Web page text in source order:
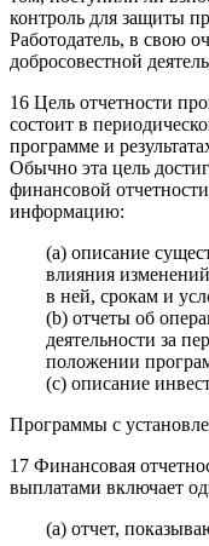
контроль для защиты
Работодатель, в свою
добросовестной
16 Цель отчетности
состоит в
программе и
Обычно эта цель
финансовой
информацию:
(a) описание
влияния
в ней, срокам и
(b) отчеты об
деятельности за
положении
(c) описание
Программы с
17 Финансовая
выплатами включает
(a) отчет,